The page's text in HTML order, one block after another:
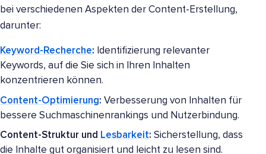
bei verschiedenen Aspekten der Content-Erstellung,
darunter:
Keyword-Recherche: Identifizierung relevanter
Keywords, auf die Sie sich in Ihren Inhalten
konzentrieren können.
Content-Optimierung: Verbesserung von Inhalten für
bessere Suchmaschinenrankings und Nutzerbindung.
Content-Struktur und Lesbarkeit: Sicherstellung, dass
die Inhalte gut organisiert und leicht zu lesen sind.